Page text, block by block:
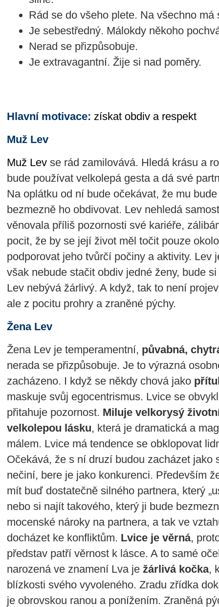
Rád se do všeho plete. Na všechno má
Je sebestředný. Málokdy někoho
Nerad se přizpůsobuje.
Je extravagantní. Žije si nad poměry.
Hlavní motivace: získat obdiv a respekt
Muž Lev
Muž Lev se rád zamilovává. Hledá krásu a
bude používat velkolepá gesta a dá své
Na oplátku od ní bude očekávat, že mu
bezmezně ho obdivovat. Lev nehledá
věnovala příliš pozornosti své kariéře,
pocit, že by se její život měl točit pouze
podporovat jeho tvůrčí počiny a aktivity. Lev
však nebude stačit obdiv jedné ženy, bude
Lev nebývá žárlivý. A když, tak to není
ale z pocitu prohry a zraněné pýchy.
Žena Lev
Žena Lev je temperamentní, půvabná,
nerada se přizpůsobuje. Je to výrazná
zacházeno. I když se někdy chová jako
maskuje svůj egocentrismus. Lvice se
přitahuje pozornost. Miluje velkorysý
velkolepou lásku, která je dramatická a
málem. Lvice má tendence se obklopovat
Očekává, že s ní druzí budou zacházet jako
nečiní, bere je jako konkurenci. Především
mít buď dostatečně silného partnera, který
nebo si najít takového, který ji bude
mocenské nároky na partnera, a tak ve
docházet ke konfliktům. Lvice je věrná,
představ patří věrnost k lásce. A to samé
narozená ve znamení Lva je žárlivá kočka,
blízkosti svého vyvoleného. Zradu zřídka
je obrovskou ranou a ponížením. Zraněná